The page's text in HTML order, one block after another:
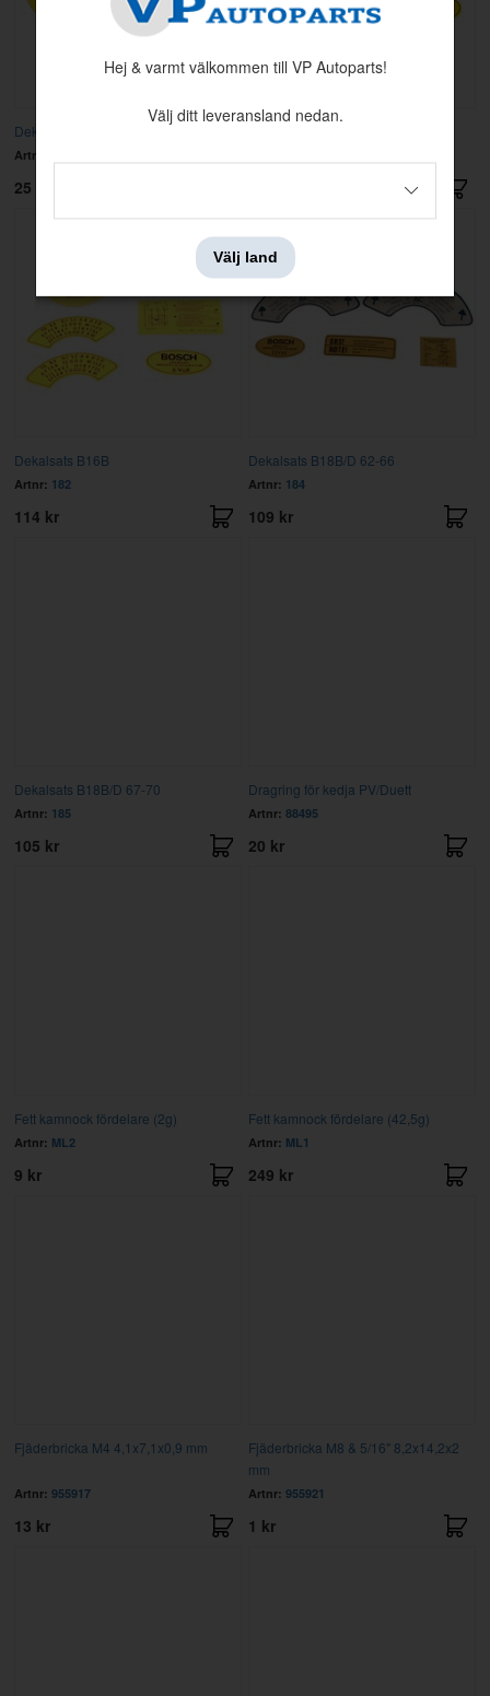
Dekal Tändspole Bosch 6v B16 gul
Artnr:
25 kr
Dekalsats B16B
Artnr: 182
114 kr
Dekalsats B18B/D 62-66
Artnr: 184
109 kr
Dekalsats B18B/D 67-70
Artnr: 185
105 kr
Dragring för kedja PV/Duett
Artnr: 88495
20 kr
Fett kamnock fördelare (2g)
Artnr: ML2
9 kr
Fett kamnock fördelare (42,5g)
Artnr: ML1
249 kr
Fjäderbricka M4 4,1x7,1x0,9 mm
Artnr: 955917
13 kr
Fjäderbricka M8 & 5/16" 8,2x14,2x2
mm
Artnr: 955921
1 kr
Hej & varmt välkommen till VP Autoparts!
Välj ditt leveransland nedan.
Välj land